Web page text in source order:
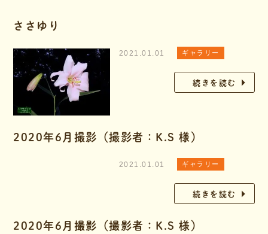
ささゆり
2021.01.01 ギャラリー
続きを読む
2020年6月撮影（撮影者：K.S 様）
2021.01.01 ギャラリー
続きを読む
2020年6月撮影（撮影者：K.S 様）